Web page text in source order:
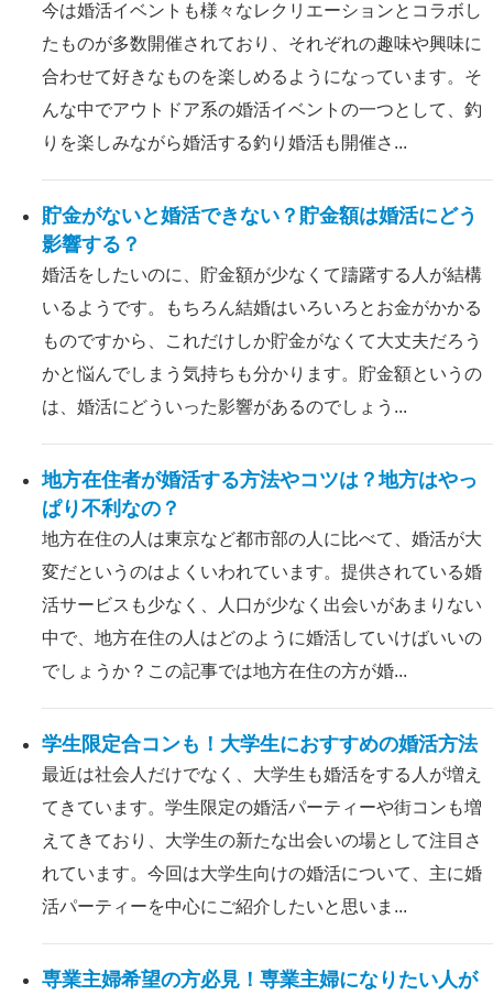
今は婚活イベントも様々なレクリエーションとコラボし
たものが多数開催されており、それぞれの趣味や興味に
合わせて好きなものを楽しめるようになっています。そ
んな中でアウトドア系の婚活イベントの一つとして、釣
りを楽しみながら婚活する釣り婚活も開催さ...
貯金がないと婚活できない？貯金額は婚活にどう
影響する？
婚活をしたいのに、貯金額が少なくて躊躇する人が結構
いるようです。もちろん結婚はいろいろとお金がかかる
ものですから、これだけしか貯金がなくて大丈夫だろう
かと悩んでしまう気持ちも分かります。貯金額というの
は、婚活にどういった影響があるのでしょう...
地方在住者が婚活する方法やコツは？地方はやっ
ぱり不利なの？
地方在住の人は東京など都市部の人に比べて、婚活が大
変だというのはよくいわれています。提供されている婚
活サービスも少なく、人口が少なく出会いがあまりない
中で、地方在住の人はどのように婚活していけばいいの
でしょうか？この記事では地方在住の方が婚...
学生限定合コンも！大学生におすすめの婚活方法
最近は社会人だけでなく、大学生も婚活をする人が増え
てきています。学生限定の婚活パーティーや街コンも増
えてきており、大学生の新たな出会いの場として注目さ
れています。今回は大学生向けの婚活について、主に婚
活パーティーを中心にご紹介したいと思いま...
専業主婦希望の方必見！専業主婦になりたい人が